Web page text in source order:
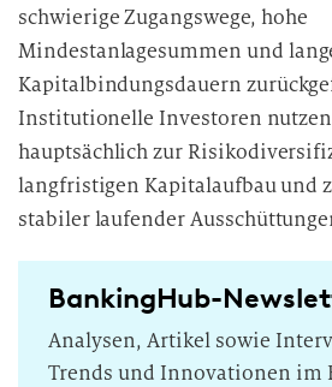
schwierige Zugangswege, hohe
Mindestanlagesummen und
Kapitalbindungsdauern
Institutionelle Investoren
hauptsächlich zur
langfristigen Kapitalaufbau und
stabiler laufender
BankingHub-
Analysen, Artikel sowie
Trends und Innovationen im